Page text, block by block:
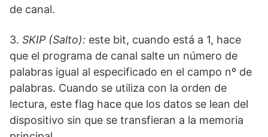
de canal.
3. SKIP (Salto): este bit, cuando está a 1, hace
que el programa de canal salte un número de
palabras igual al especificado en el campo nº de
palabras. Cuando se utiliza con la orden de
lectura, este flag hace que los datos se lean del
dispositivo sin que se transfieran a la memoria